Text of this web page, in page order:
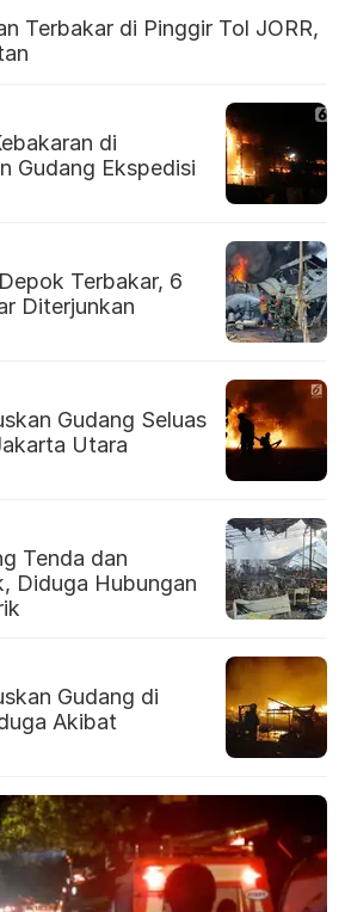
Terbakar di Pinggir Tol JORR,
di
Gudang Ekspedisi
Terbakar, 6
Diterjunkan
Gudang Seluas
Utara
Tenda dan
Diduga Hubungan
Gudang di
Akibat